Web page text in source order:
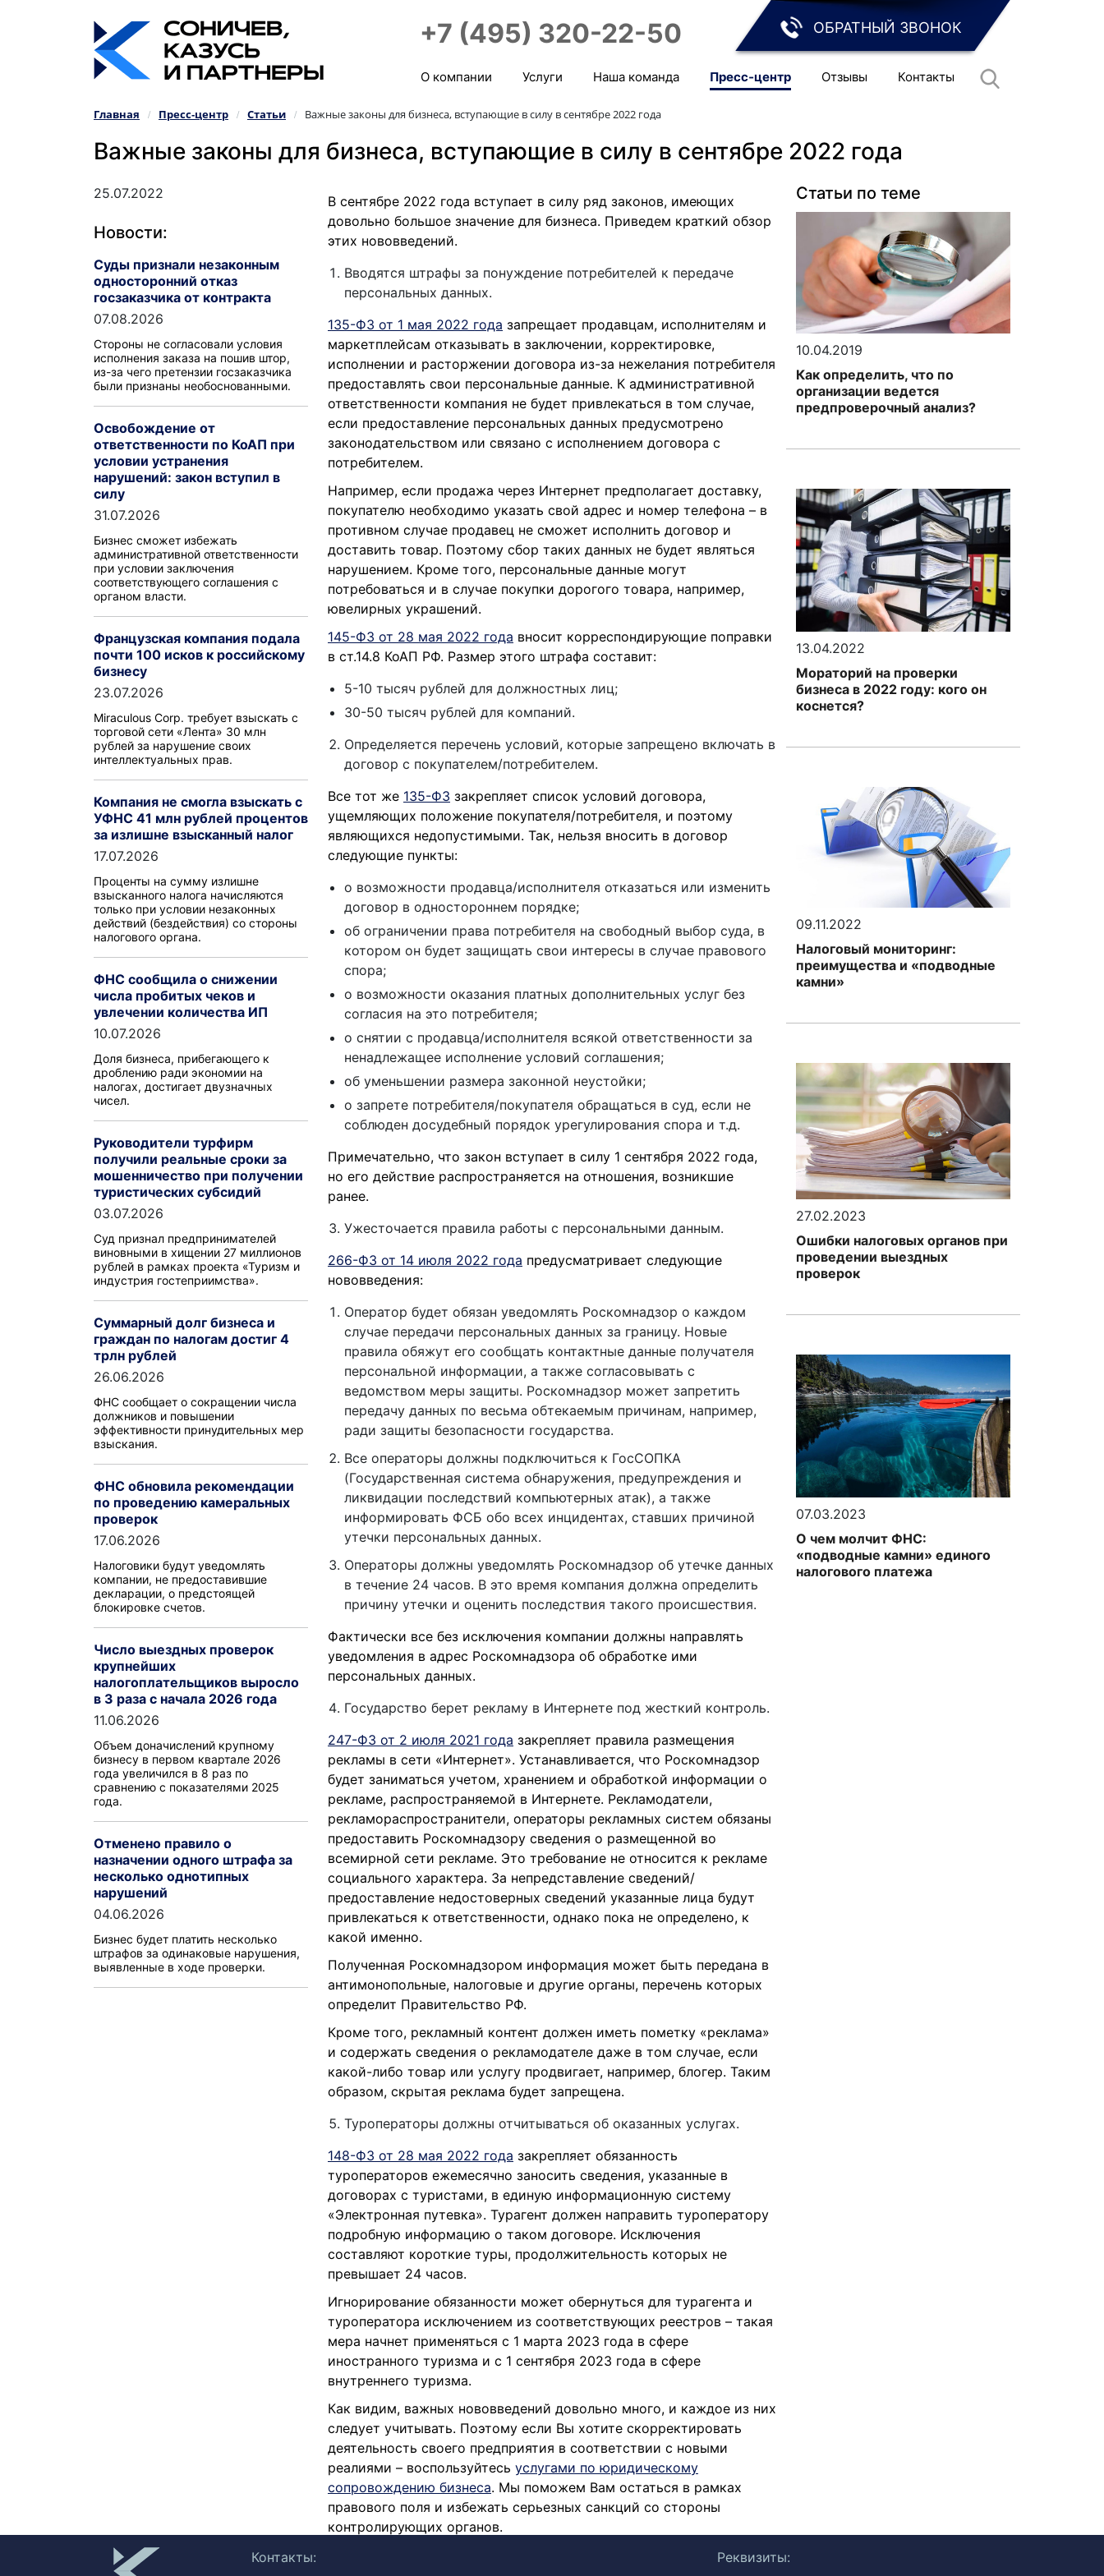
+7 (495) 320-22-50 ОБРАТНЫЙ ЗВОНОК
О компании Услуги Наша команда Пресс‑центр Отзывы Контакты
Главная / Пресс‑центр / Статьи / Важные законы для бизнеса, вступающие в силу в сентябре 2022 года
Важные законы для бизнеса, вступающие в силу в сентябре 2022 года
25.07.2022
Новости:
Суды признали незаконным
односторонний отказ
госзаказчика от контракта
07.08.2026
Стороны не согласовали условия
исполнения заказа на пошив штор,
из-за чего претензии госзаказчика
были признаны необоснованными.
Освобождение от
ответственности по КоАП при
условии устранения
нарушений: закон вступил в
силу
31.07.2026
Бизнес сможет избежать
административной ответственности
при условии заключения
соответствующего соглашения с
органом власти.
Французская компания подала
почти 100 исков к российскому
бизнесу
23.07.2026
Miraculous Corp. требует взыскать с
торговой сети «Лента» 30 млн
рублей за нарушение своих
интеллектуальных прав.
Компания не смогла взыскать с
УФНС 41 млн рублей процентов
за излишне взысканный налог
17.07.2026
Проценты на сумму излишне
взысканного налога начисляются
только при условии незаконных
действий (бездействия) со стороны
налогового органа.
ФНС сообщила о снижении
числа пробитых чеков и
увлечении количества ИП
10.07.2026
Доля бизнеса, прибегающего к
дроблению ради экономии на
налогах, достигает двузначных
чисел.
Руководители турфирм
получили реальные сроки за
мошенничество при получении
туристических субсидий
03.07.2026
Суд признал предпринимателей
виновными в хищении 27 миллионов
рублей в рамках проекта «Туризм и
индустрия гостеприимства».
Суммарный долг бизнеса и
граждан по налогам достиг 4
трлн рублей
26.06.2026
ФНС сообщает о сокращении числа
должников и повышении
эффективности принудительных мер
взыскания.
ФНС обновила рекомендации
по проведению камеральных
проверок
17.06.2026
Налоговики будут уведомлять
компании, не предоставившие
декларации, о предстоящей
блокировке счетов.
Число выездных проверок
крупнейших
налогоплательщиков выросло
в 3 раза с начала 2026 года
11.06.2026
Объем доначислений крупному
бизнесу в первом квартале 2026
года увеличился в 8 раз по
сравнению с показателями 2025
года.
Отменено правило о
назначении одного штрафа за
несколько однотипных
нарушений
04.06.2026
Бизнес будет платить несколько
штрафов за одинаковые нарушения,
выявленные в ходе проверки.
В сентябре 2022 года вступает в силу ряд законов, имеющих
довольно большое значение для бизнеса. Приведем краткий обзор
этих нововведений.
Вводятся штрафы за понуждение потребителей к передаче
персональных данных.
135-ФЗ от 1 мая 2022 года запрещает продавцам, исполнителям и
маркетплейсам отказывать в заключении, корректировке,
исполнении и расторжении договора из-за нежелания потребителя
предоставлять свои персональные данные. К административной
ответственности компания не будет привлекаться в том случае,
если предоставление персональных данных предусмотрено
законодательством или связано с исполнением договора с
потребителем.
Например, если продажа через Интернет предполагает доставку,
покупателю необходимо указать свой адрес и номер телефона – в
противном случае продавец не сможет исполнить договор и
доставить товар. Поэтому сбор таких данных не будет являться
нарушением. Кроме того, персональные данные могут
потребоваться и в случае покупки дорогого товара, например,
ювелирных украшений.
145-ФЗ от 28 мая 2022 года вносит корреспондирующие поправки
в ст.14.8 КоАП РФ. Размер этого штрафа составит:
5-10 тысяч рублей для должностных лиц;
30-50 тысяч рублей для компаний.
Определяется перечень условий, которые запрещено включать в
договор с покупателем/потребителем.
Все тот же 135-ФЗ закрепляет список условий договора,
ущемляющих положение покупателя/потребителя, и поэтому
являющихся недопустимыми. Так, нельзя вносить в договор
следующие пункты:
о возможности продавца/исполнителя отказаться или изменить
договор в одностороннем порядке;
об ограничении права потребителя на свободный выбор суда, в
котором он будет защищать свои интересы в случае правового
спора;
о возможности оказания платных дополнительных услуг без
согласия на это потребителя;
о снятии с продавца/исполнителя всякой ответственности за
ненадлежащее исполнение условий соглашения;
об уменьшении размера законной неустойки;
о запрете потребителя/покупателя обращаться в суд, если не
соблюден досудебный порядок урегулирования спора и т.д.
Примечательно, что закон вступает в силу 1 сентября 2022 года,
но его действие распространяется на отношения, возникшие
ранее.
Ужесточается правила работы с персональными данным.
266-ФЗ от 14 июля 2022 года предусматривает следующие
нововведения:
Оператор будет обязан уведомлять Роскомнадзор о каждом
случае передачи персональных данных за границу. Новые
правила обяжут его сообщать контактные данные получателя
персональной информации, а также согласовывать с
ведомством меры защиты. Роскомнадзор может запретить
передачу данных по весьма обтекаемым причинам, например,
ради защиты безопасности государства.
Все операторы должны подключиться к ГосСОПКА
(Государственная система обнаружения, предупреждения и
ликвидации последствий компьютерных атак), а также
информировать ФСБ обо всех инцидентах, ставших причиной
утечки персональных данных.
Операторы должны уведомлять Роскомнадзор об утечке данных
в течение 24 часов. В это время компания должна определить
причину утечки и оценить последствия такого происшествия.
Фактически все без исключения компании должны направлять
уведомления в адрес Роскомнадзора об обработке ими
персональных данных.
Государство берет рекламу в Интернете под жесткий контроль.
247-ФЗ от 2 июля 2021 года закрепляет правила размещения
рекламы в сети «Интернет». Устанавливается, что Роскомнадзор
будет заниматься учетом, хранением и обработкой информации о
рекламе, распространяемой в Интернете. Рекламодатели,
рекламораспространители, операторы рекламных систем обязаны
предоставить Роскомнадзору сведения о размещенной во
всемирной сети рекламе. Это требование не относится к рекламе
социального характера. За непредставление сведений/
предоставление недостоверных сведений указанные лица будут
привлекаться к ответственности, однако пока не определено, к
какой именно.
Полученная Роскомнадзором информация может быть передана в
антимонопольные, налоговые и другие органы, перечень которых
определит Правительство РФ.
Кроме того, рекламный контент должен иметь пометку «реклама»
и содержать сведения о рекламодателе даже в том случае, если
какой-либо товар или услугу продвигает, например, блогер. Таким
образом, скрытая реклама будет запрещена.
Туроператоры должны отчитываться об оказанных услугах.
148-ФЗ от 28 мая 2022 года закрепляет обязанность
туроператоров ежемесячно заносить сведения, указанные в
договорах с туристами, в единую информационную систему
«Электронная путевка». Турагент должен направить туроператору
подробную информацию о таком договоре. Исключения
составляют короткие туры, продолжительность которых не
превышает 24 часов.
Игнорирование обязанности может обернуться для турагента и
туроператора исключением из соответствующих реестров – такая
мера начнет применяться с 1 марта 2023 года в сфере
иностранного туризма и с 1 сентября 2023 года в сфере
внутреннего туризма.
Как видим, важных нововведений довольно много, и каждое из них
следует учитывать. Поэтому если Вы хотите скорректировать
деятельность своего предприятия в соответствии с новыми
реалиями – воспользуйтесь услугами по юридическому
сопровождению бизнеса. Мы поможем Вам остаться в рамках
правового поля и избежать серьезных санкций со стороны
контролирующих органов.
Статьи по теме
10.04.2019
Как определить, что по
организации ведется
предпроверочный анализ?
13.04.2022
Мораторий на проверки
бизнеса в 2022 году: кого он
коснется?
09.11.2022
Налоговый мониторинг:
преимущества и «подводные
камни»
27.02.2023
Ошибки налоговых органов при
проведении выездных
проверок
07.03.2023
О чем молчит ФНС:
«подводные камни» единого
налогового платежа
Контакты: Реквизиты: